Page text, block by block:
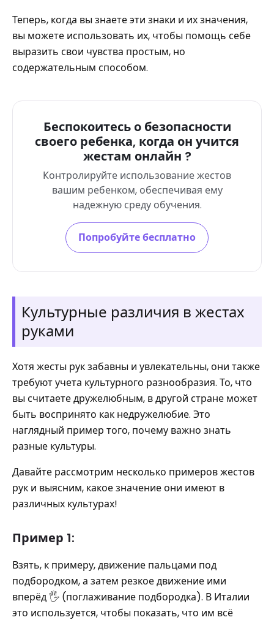
Теперь, когда вы знаете эти знаки и их значения,
вы можете использовать их, чтобы помощь себе
выразить свои чувства простым, но
содержательным способом.
Беспокоитесь о безопасности
своего ребенка, когда он учится
жестам онлайн ?
Контролируйте использование жестов
вашим ребенком, обеспечивая ему
надежную среду обучения.
Попробуйте бесплатно
Культурные различия в жестах
руками
Хотя жесты рук забавны и увлекательны, они также
требуют учета культурного разнообразия. То, что
вы считаете дружелюбным, в другой стране может
быть воспринято как недружелюбие. Это
наглядный пример того, почему важно знать
разные культуры.
Давайте рассмотрим несколько примеров жестов
рук и выясним, какое значение они имеют в
различных культурах!
Пример 1:
Взять, к примеру, движение пальцами под
подбородком, а затем резкое движение ими
вперёд 🖐️ (поглаживание подбородка). В Италии
это используется, чтобы показать, что им всё